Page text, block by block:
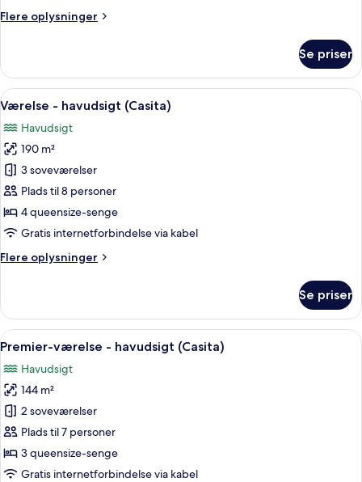
(Casita)
Flere oplysninger
Flere
-
udsigt
over
(Casita)
Se priser
Indlæs
alle
billeder
af
Værelse
-
havudsigt
(Casita)
En rummelig stue med pejs, stort
6
Værelse - havudsigt (Casita)
Havudsigt
190 m²
3 soveværelser
Plads til 8 personer
4 queensize-senge
Gratis internetforbindelse via kabel
Flere oplysninger
Flere
-
havudsigt
(Casita)
Se priser
Indlæs
alle
billeder
af
Premier-
værelse
-
havudsigt
En stue med sofa, sofabord, pejs,
7
Premier-værelse - havudsigt (Casita)
Havudsigt
144 m²
2 soveværelser
Plads til 7 personer
3 queensize-senge
Gratis internetforbindelse via kabel